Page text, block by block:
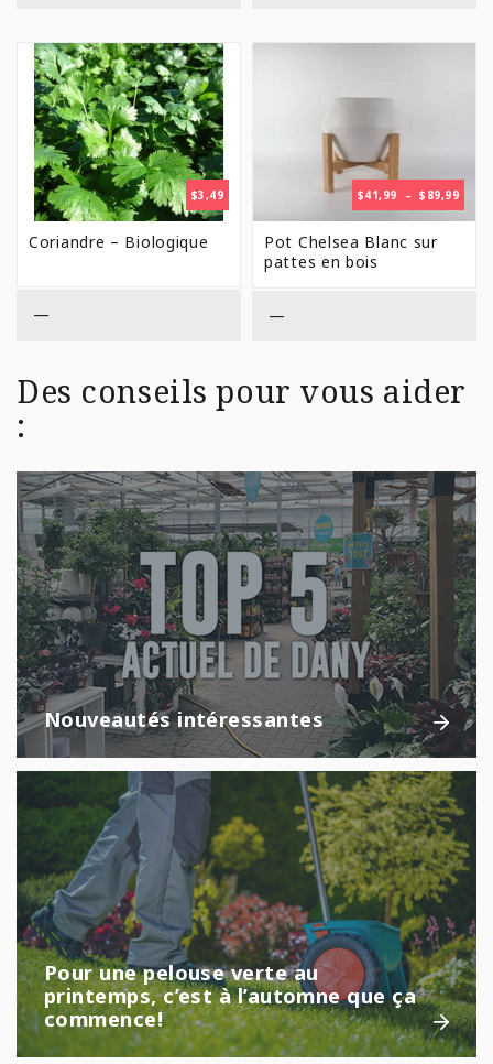
$3,49
Coriandre – Biologique
—
$41,99 – $ 89,99
DE
Pot Chelsea Blanc sur
pattes en bois
—
Des conseils pour vous aider
:
Nouveautés intéressantes
Pour une pelouse verte au
printemps, c’est à l’automne que ça
commence!